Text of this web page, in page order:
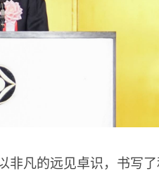
非凡的远见卓识，书写